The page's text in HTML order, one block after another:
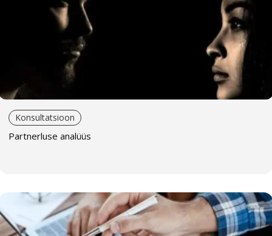
Konsultatsioon
Partnerluse analüüs